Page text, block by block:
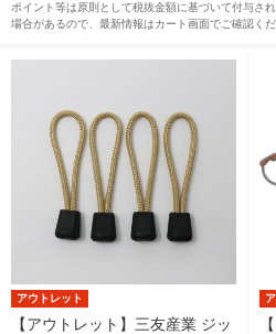
ポイント等は原則として税抜金額に基づいて付与さ
場合があるので、最新情報はカート画面でご確認くだ
アウトレット
【アウトレット】三友産業 ジッ